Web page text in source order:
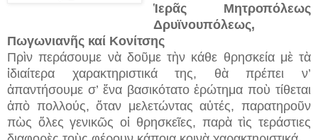
Ἱερᾶς Μητροπόλεως
Δρυϊνουπόλεως,
Πωγωνιανῆς καί Κονίτσης
Πρὶν περάσουμε νὰ δοῦμε τὴν κάθε θρησκεία μὲ τὰ
ἰδιαίτερα χαρακτηριστικά της, θὰ πρέπει ν’
ἀπαντήσουμε σ’ ἕνα βασικότατο ἐρώτημα ποὺ τίθεται
ἀπὸ πολλούς, ὅταν μελετώντας αὐτές, παρατηροῦν
πὼς ὅλες γενικῶς οἱ θρησκεῖες, παρὰ τὶς τεράστιες